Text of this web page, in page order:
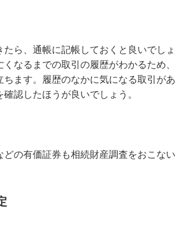
たら、通帳に記帳しておくと良いでしょ
くなるまでの取引の履歴がわかるため、
ちます。履歴のなかに気になる取引があ
認したほうが良いでしょう。
どの有価証券も相続財産調査をおこない